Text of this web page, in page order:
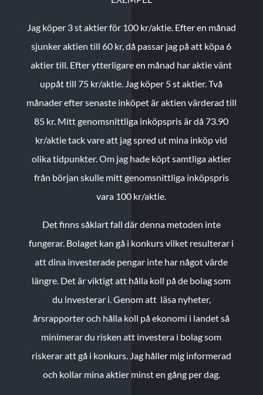
Jag köper 3 st aktier för 100 kr/aktie. Efter en månad
sjunker aktien till 60 kr, då passar jag på att köpa 6
aktier till. Efter ytterligare en månad har aktie vänt
uppåt till 75 kr/aktie. Jag köper 5 st aktier.Två
månader efter senaste inköpet är aktien värderad till
85 kr. Mitt genomsnittliga inköpspris är då 73.90
kr/aktie tack vare att jag spred ut mina inköp vid
olika tidpunkter. Om jag hade köpt samtliga aktier
från början skulle mitt genomsnittliga inköpspris
vara 100 kr/aktie.
Det finns såklart fall där denna metoden inte
fungerar. Bolaget kan gå i konkurs vilket resulterar i
att dina investerade pengar inte har något värde
längre. Det är viktigt att hålla koll på de bolag som
du investerar i. Genom att läsa nyheter,
årsrapporter och hålla koll på ekonomi i landet så
minimerar du risken att investera i bolag som
riskerar att gå i konkurs. Jag håller mig informerad
och kollar mina aktier minst en gång per dag.